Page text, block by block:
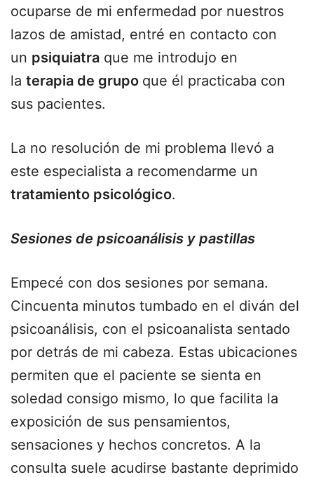
ocuparse de mi enfermedad por nuestros
lazos de amistad, entré en contacto con
un psiquiatra que me introdujo en
la terapia de grupo que él practicaba con
sus pacientes.
La no resolución de mi problema llevó a
este especialista a recomendarme un
tratamiento psicológico.
Sesiones de psicoanálisis y pastillas
Empecé con dos sesiones por semana.
Cincuenta minutos tumbado en el diván del
psicoanálisis, con el psicoanalista sentado
por detrás de mi cabeza. Estas ubicaciones
permiten que el paciente se sienta en
soledad consigo mismo, lo que facilita la
exposición de sus pensamientos,
sensaciones y hechos concretos. A la
consulta suele acudirse bastante deprimido